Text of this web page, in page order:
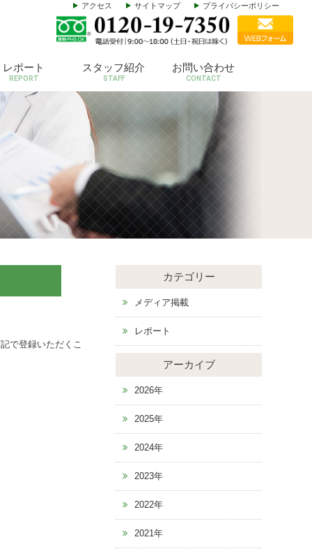
アクセス サイトマップ プライバシーポリシー
レポート
REPORT
スタッフ紹介
STAFF
お問い合わせ
CONTACT
で登録いただくこ
カテゴリー
メディア掲載
レポート
アーカイブ
2026年
2025年
2024年
2023年
2022年
2021年